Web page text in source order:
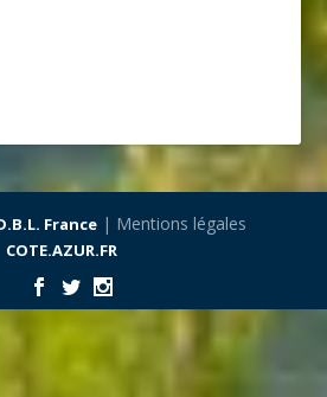
France| Mentions légales
COTE.AZUR.FR